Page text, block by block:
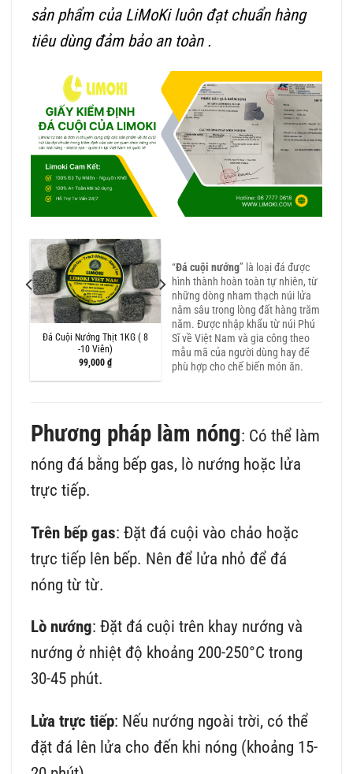
sản phẩm của LiMoKi luôn đạt chuẩn hàng
tiêu dùng đảm bảo an toàn .
Đá Cuội Nướng Thịt 1KG ( 8
-10 Viên)
99,000₫
“Đá cuội nướng” là loại đá được
hình thành hoàn toàn tự nhiên, từ
những dòng nham thạch núi lửa
nằm sâu trong lòng đất hàng trăm
năm. Được nhập khẩu từ núi Phú
Sĩ về Việt Nam và gia công theo
mẫu mã của người dùng hay để
phù hợp cho chế biến món ăn.
Phương pháp làm nóng: Có thể làm
nóng đá bằng bếp gas, lò nướng hoặc lửa
trực tiếp.
Trên bếp gas: Đặt đá cuội vào chảo hoặc
trực tiếp lên bếp. Nên để lửa nhỏ để đá
nóng từ từ.
Lò nướng: Đặt đá cuội trên khay nướng và
nướng ở nhiệt độ khoảng 200-250°C trong
30-45 phút.
Lửa trực tiếp: Nếu nướng ngoài trời, có thể
đặt đá lên lửa cho đến khi nóng (khoảng 15-